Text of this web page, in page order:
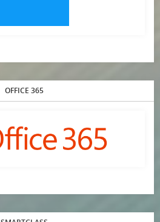
OFFICE 365